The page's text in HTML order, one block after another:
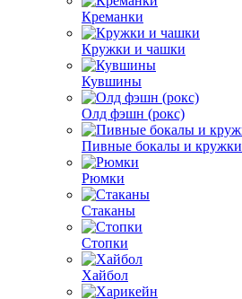
Креманки
Кружки и чашки
Кувшины
Олд фэшн (рокс)
Пивные бокалы и кружки
Рюмки
Стаканы
Стопки
Хайбол